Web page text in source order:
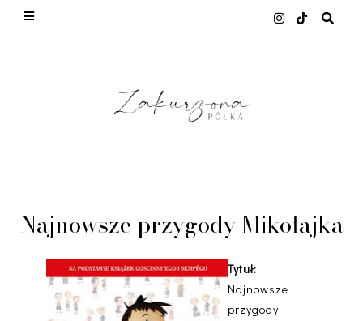
Najnowsze przygody Mikołajka
Tytuł:
Najnowsze
przygody
This site uses cookies from Google to deliver its
quality of service, generate usage statistics, and
to detect and address abuse.
LEARN MORE